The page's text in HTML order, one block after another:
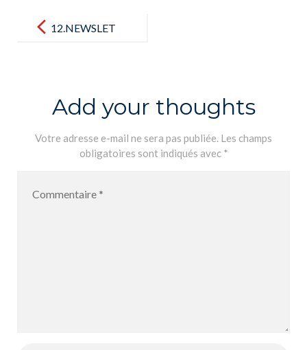
navigation12.NEWSLET
Add your thoughts
Votre adresse e-mail ne sera pas publiée. Les champs
obligatoires sont indiqués avec *